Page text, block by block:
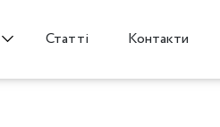
Статті Контакти